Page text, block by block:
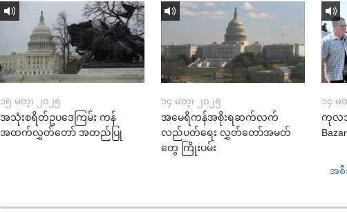
၁၅ မတ္၊ ၂၀၂၅
အသုံးစရိတ်ဥပဒေကြမ်း ကန်
အထက်လွှတ်တော် အတည်ပြု
၁၄ မတ္၊ ၂၀၂၅
အမေရိကန်အစိုးရဆက်လက်
လည်ပတ်ရေး လွှတ်တော်အမတ်
တွေ ကြိုးပမ်း
၁၄ မ
ကုလအ
အစီ